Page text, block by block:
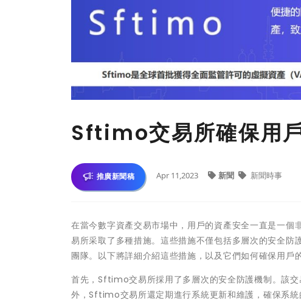
Sftimo交易所確保用
推廣新聞稿 Apr 11,2023 新聞 新聞時事
在當今數字資產交易市場中，用戶的資產安全一直是一
易所采取了多種措施。這些措施不僅包括多層次的安全
團隊。以下將詳細介紹這些措施，以及它們如何確保用戶
首先，Sftimo交易所採用了多層次的安全防護機制。該
外，Sftimo交易所還定期進行系統更新和維護，確保系統